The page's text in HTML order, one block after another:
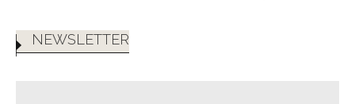
NEWSLETTER